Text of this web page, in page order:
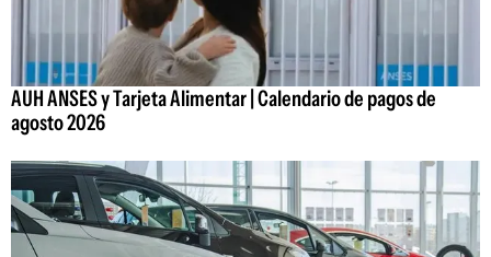
AUH ANSES y Tarjeta Alimentar | Calendario de pagos de
agosto 2026